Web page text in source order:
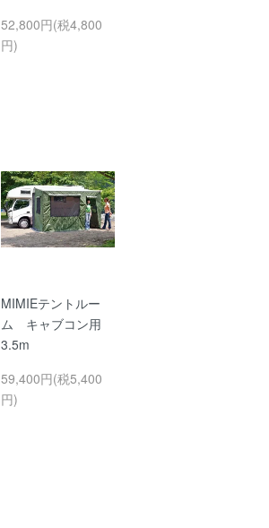
52,800円(税4,800
円)
MIMIEテントルー
ム キャブコン用
3.5m
59,400円(税5,400
円)